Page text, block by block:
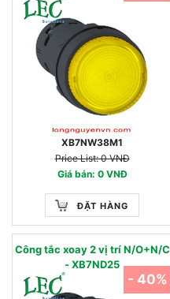
XB7NW38M1
Price List: 0 VNĐ
Giá bán: 0 VNĐ
ĐẶT HÀNG
Công tắc xoay 2 vị trí N/O+N/C
- XB7ND25
- 40%